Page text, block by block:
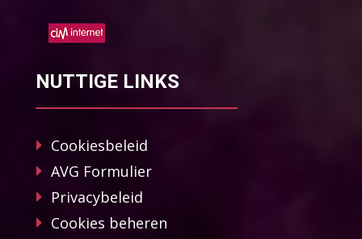
NUTTIGE LINKS
Cookiesbeleid
AVG Formulier
Privacybeleid
Cookies beheren